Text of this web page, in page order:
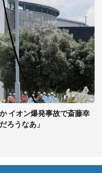
イオン爆発事故で斎藤幸
ろうなあ」